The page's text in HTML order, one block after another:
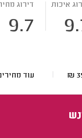
איכות דירוג
9.7
₪ עוד